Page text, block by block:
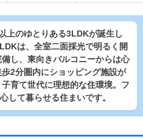
上のゆとりある3LDKが誕生し
は、全室二面採光で明るく開
し、東向きバルコニーからは心
2分圏内にショッピング施設が
育て世代に理想的な住環境。フ
して暮らせる住まいです。